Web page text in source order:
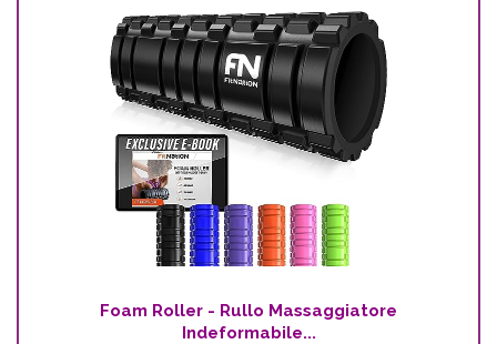
Foam Roller - Rullo Massaggiatore
Indeformabile...